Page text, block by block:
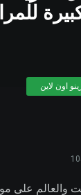
اون لاين
والعالم على